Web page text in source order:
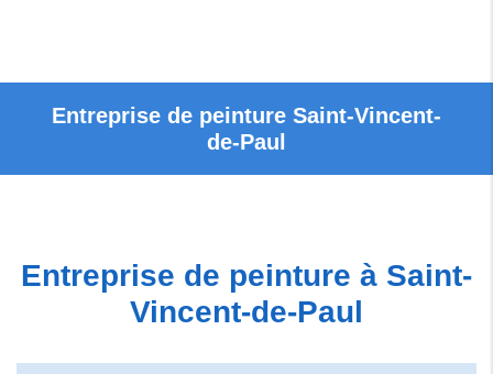
Entreprise de peinture Saint-Vincent-
de-Paul
Entreprise de peinture à Saint-
Vincent-de-Paul